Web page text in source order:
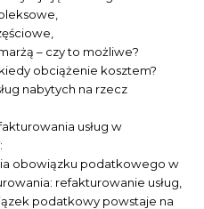
– czy to możliwe?
obciążenie kosztem?
nabytych na rzecz
usług w
obowiązku podatkowego w
refakturowanie usług,
podatkowy powstaje na